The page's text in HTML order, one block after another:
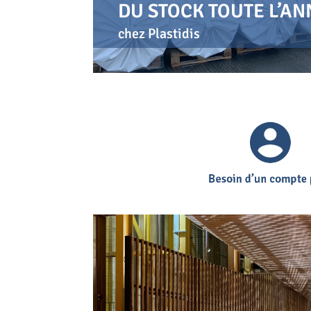
DU STOCK TOUTE
chez Plastidis